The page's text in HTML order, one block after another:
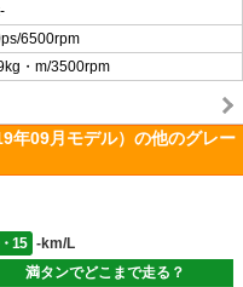
6500rpm
・m/3500rpm
年09月モデル）の他のグレー
15
-km/L
満タンでどこまで走る？